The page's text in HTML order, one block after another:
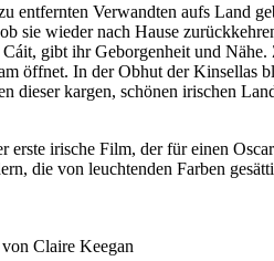
entfernten Verwandten aufs Land
sie wieder nach Hause
gibt ihr Geborgenheit und
öffnet. In der Obhut der Kinsellas
dieser kargen, schönen irischen
irische Film, der für einen
die von leuchtenden Farben
Claire Keegan